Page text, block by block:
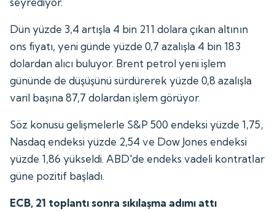
Dün yüzde 3,4 artışla 4 bin 211 dolara çıkan altının
ons fiyatı, yeni günde yüzde 0,7 azalışla 4 bin 183
dolardan alıcı buluyor. Brent petrol yeni işlem
gününde de düşüşünü sürdürerek yüzde 0,8 azalışla
varil başına 87,7 dolardan işlem görüyor.
Söz konusu gelişmelerle S&P 500 endeksi yüzde 1,75,
Nasdaq endeksi yüzde 2,54 ve Dow Jones endeksi
yüzde 1,86 yükseldi. ABD'de endeks vadeli kontratlar
güne pozitif başladı.
ECB, 21 toplantı sonra sıkılaşma adımı attı